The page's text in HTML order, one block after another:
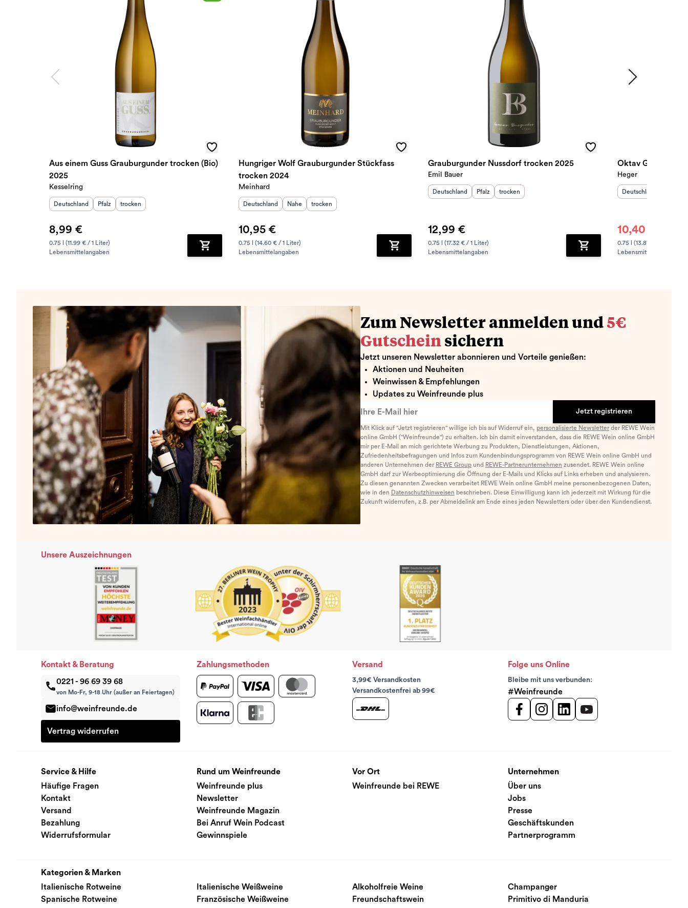
Aus einem Guss Grauburgunder trocken (Bio)
2025
Kesselring
Herkunftsland
Deutschland Herkunftsregion
Pfalz Geschmack
trocken
8,99 €
0.75 l (11.99 € / 1 Liter)
Lebensmittelangaben
Zum Warenkorb hinzufügen
Hungriger Wolf Grauburgunder Stückfass
trocken 2024
Meinhard
Herkunftsland
Deutschland Herkunftsregion
Nahe Geschmack
trocken
10,95 €
0.75 l (14.60 € / 1 Liter)
Lebensmittelangaben
Zum Warenkorb hinzufügen
Grauburgunder Nussdorf trocken 2025
Emil Bauer
Herkunftsland
Deutschland Herkunftsregion
Pfalz Geschmack
trocken
12,99 €
0.75 l (17.32 € / 1 Liter)
Lebensmittelangaben
Zum Warenkorb hinzufügen
Heger
Herkunftsland
Deutschland
10,40 €
0.75 l (13.87 € / 1 Liter)
Lebensmittelangaben
Zum Newsletter anmelden und 5€
Gutschein sichern
Jetzt unseren Newsletter abonnieren und Vorteile genießen:
Aktionen und Neuheiten
Weinwissen & Empfehlungen
Updates zu Weinfreunde plus
Jetzt registrieren
Mit Klick auf "Jetzt registrieren" willige ich bis auf Widerruf ein, personalisierte Newsletterder REWE Wein
online GmbH ("Weinfreunde") zu erhalten. Ich bin damit einverstanden, dass die REWE Wein online GmbH
mir per E-Mail an mich gerichtete Werbung zu Produkten, Dienstleistungen, Aktionen,
Zufriedenheitsbefragungen und Infos zum Kundenbindungsprogramm von REWE Wein online GmbH und
anderen Unternehmen der REWE Group und REWE-Partnerunternehmen zusendet. REWE Wein online
GmbH darf zur Werbeoptimierung die Öffnung der E-Mails und Klicks auf Links erheben und analysieren.
Zu diesen genannten Zwecken verarbeitet REWE Wein online GmbH meine personenbezogenen Daten,
wie in den Datenschutzhinweisen beschrieben. Diese Einwilligung kann ich jederzeit mit Wirkung für die
Zukunft widerrufen, z.B. per Abmeldelink am Ende eines jeden Newsletters oder über den Kundendienst.
Unsere Auszeichnungen
Kontakt & Beratung
0221 - 96 69 39 68
von Mo-Fr, 9-18 Uhr (außer an Feiertagen)
info@weinfreunde.de
Vertrag widerrufen
Zahlungsmethoden Versand
3,99€ Versandkosten
Versandkostenfrei ab 99€
Folge uns Online
Bleibe mit uns verbunden:
#Weinfreunde
Service & Hilfe
Häufige Fragen
Kontakt
Versand
Bezahlung
Widerrufsformular
Rund um Weinfreunde
Weinfreunde plus
Newsletter
Weinfreunde Magazin
Bei Anruf Wein Podcast
Gewinnspiele
Vor Ort
Weinfreunde bei REWE
Unternehmen
Über uns
Jobs
Presse
Geschäftskunden
Partnerprogramm
Kategorien & Marken
Italienische Rotweine
Spanische Rotweine
Italienische Weißweine
Französische Weißweine
Alkoholfreie Weine
Freundschaftswein
Champanger
Primitivo di Manduria